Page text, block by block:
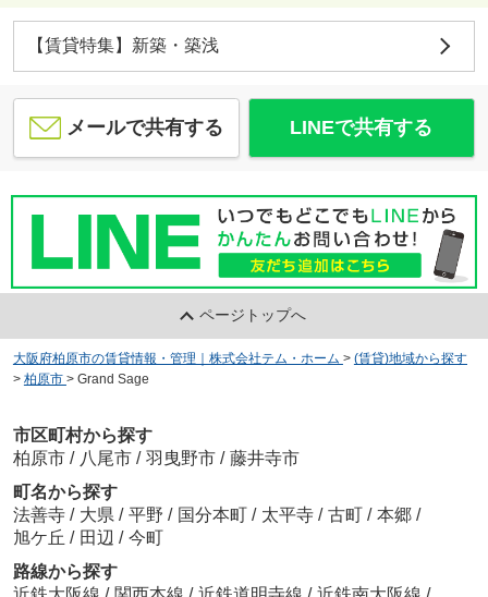
【賃貸特集】新築・築浅
メールで共有する LINEで共有する
ページトップへ
大阪府柏原市の賃貸情報・管理｜株式会社テム・ホーム > (賃貸)地域から探す
> 柏原市 > Grand Sage
市区町村から探す
柏原市 / 八尾市 / 羽曳野市 / 藤井寺市
町名から探す
法善寺 / 大県 / 平野 / 国分本町 / 太平寺 / 古町 / 本郷 /
旭ケ丘 / 田辺 / 今町
路線から探す